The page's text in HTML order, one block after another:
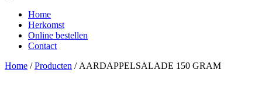
Home
Herkomst
Online bestellen
Contact
Home /Producten / AARDAPPELSALADE 150 GRAM